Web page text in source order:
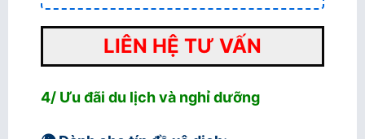
LIÊN HỆ TƯ VẤN
4/ Ưu đãi du lịch và nghỉ dưỡng